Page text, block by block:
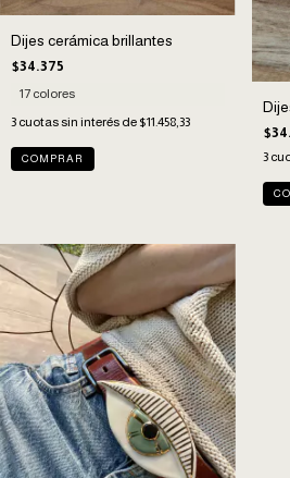
Dijes cerámica brillantes
$34.375
17 colores
3 cuotas sin interés de $11.458,33
COMPRAR 3